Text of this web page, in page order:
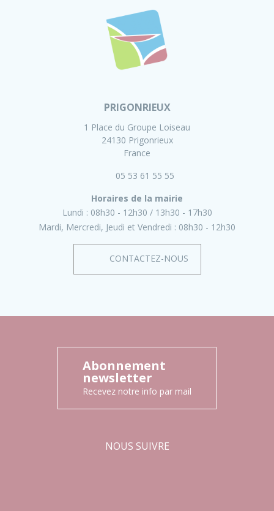
PRIGONRIEUX
1 Place du Groupe Loiseau
24130 Prigonrieux
France
05 53 61 55 55
Horaires de la mairie
Lundi : 08h30 - 12h30
13h30 - 17h30
Mardi, Mercredi, Jeudi et Vendredi : 08h30 - 12h30
CONTACTEZ-NOUS
Abonnement
newsletter
Recevez notre info par mail
NOUS SUIVRE